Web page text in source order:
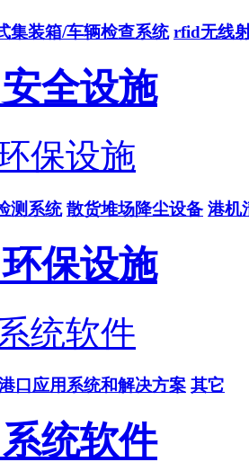
集装箱/车辆检查系统 rfid无线
全设施
保设施
测系统 散货堆场降尘设备 港机
保设施
统软件
口应用系统和解决方案 其它
统软件